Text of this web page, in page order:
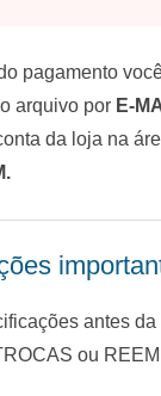
pagamento
arquivo por E-
da loja na
antes
ou